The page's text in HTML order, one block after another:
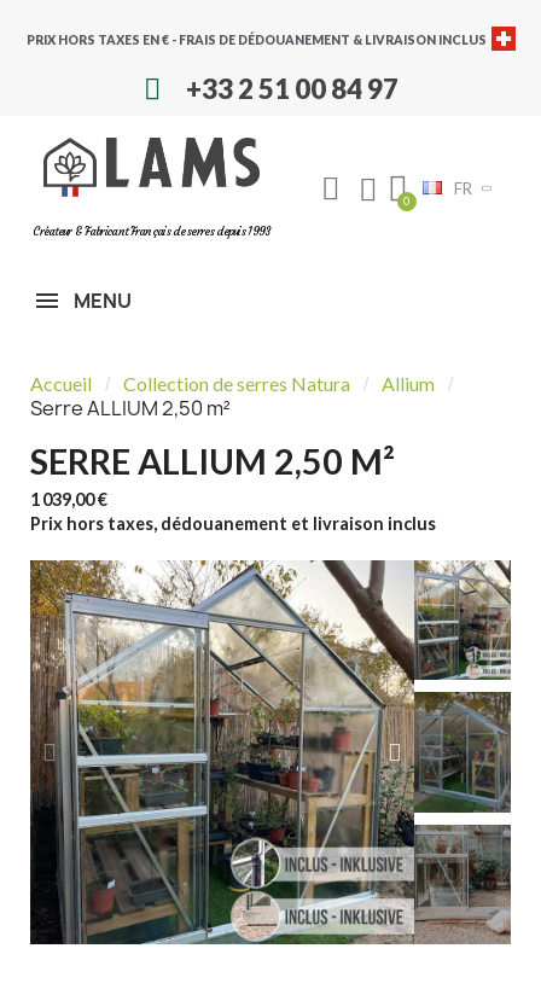
PRIX HORS TAXES EN € - FRAIS DE DÉDOUANEMENT & LIVRAISON INCLUS
+33 2 51 00 84 97
Créateur & Fabricant Français de serres depuis 1993
FR
MENU
Accueil Collection de serres Natura Allium
Serre ALLIUM 2,50 m²
SERRE ALLIUM 2,50 M²
1 039,00 €
Prix hors taxes, dédouanement et livraison inclus